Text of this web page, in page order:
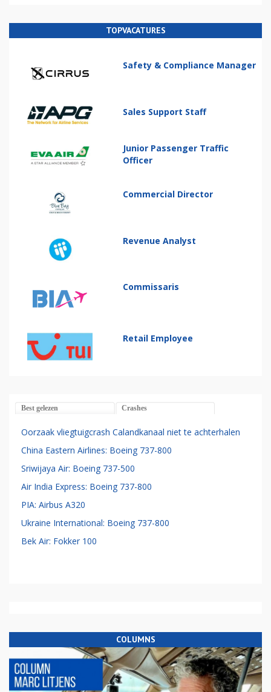
TOPVACATURES
Safety & Compliance Manager
Sales Support Staff
Junior Passenger Traffic
Officer
Commercial Director
Revenue Analyst
Commissaris
Retail Employee
Best gelezen Crashes
Oorzaak vliegtuigcrash Calandkanaal niet te achterhalen
China Eastern Airlines: Boeing 737-800
Sriwijaya Air: Boeing 737-500
Air India Express: Boeing 737-800
PIA: Airbus A320
Ukraine International: Boeing 737-800
Bek Air: Fokker 100
COLUMNS